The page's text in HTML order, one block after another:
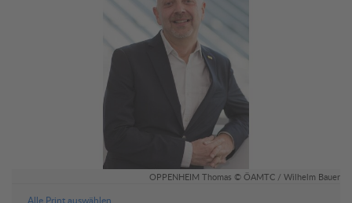
OPPENHEIM Thomas © ÖAMTC / Wilhelm Bauer
Alle Print auswählen